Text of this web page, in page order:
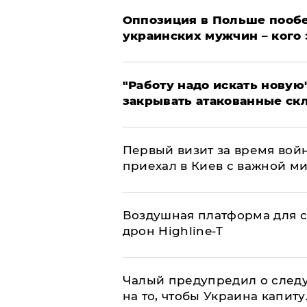
Оппозиция в Польше
украинских мужчин – кого
"Работу надо искать
закрывать атакованные
Первый визит за время
приехал в Киев с важной
Воздушная платформа для
дрон Highline-T
Чалый предупредил о
на то, чтобы Украина